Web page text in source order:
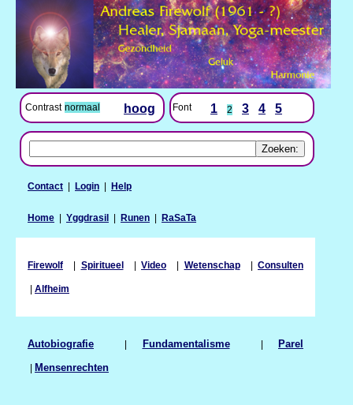
Contrast normaal hoog Font 1 2 3 4 5
Contact | Login | Help
Home | Yggdrasil | Runen | RaSaTa
Firewolf | Spiritueel| Video | Wetenschap| Consulten
| Alfheim
Autobiografie | Fundamentalisme| Parel
| Mensenrechten